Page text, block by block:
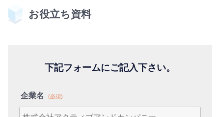
お役立ち資料
下記フォームにご記入下さい。